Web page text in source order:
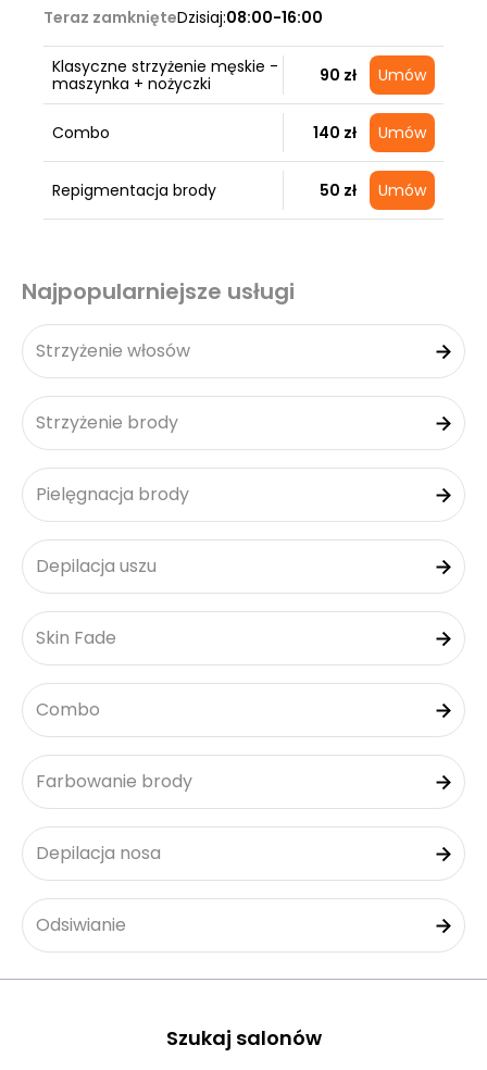
Teraz zamknięteDzisiaj:08:00-16:00
Klasyczne strzyżenie męskie -
maszynka + nożyczki
90 zł Umów
Combo 140 zł Umów
Repigmentacja brody 50 zł Umów
Najpopularniejsze usługi
Strzyżenie włosów
Strzyżenie brody
Pielęgnacja brody
Depilacja uszu
Skin Fade
Combo
Farbowanie brody
Depilacja nosa
Odsiwianie
Szukaj salonów